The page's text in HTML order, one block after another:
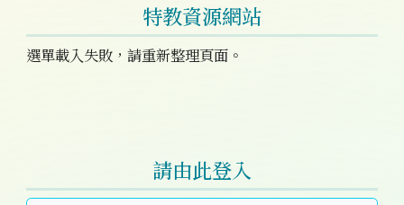
特教資源網站
選單載入失敗，請重新整理頁面。
請由此登入